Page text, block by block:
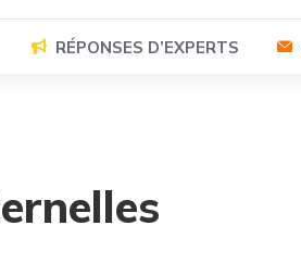
RÉPONSES D’EXPERTS